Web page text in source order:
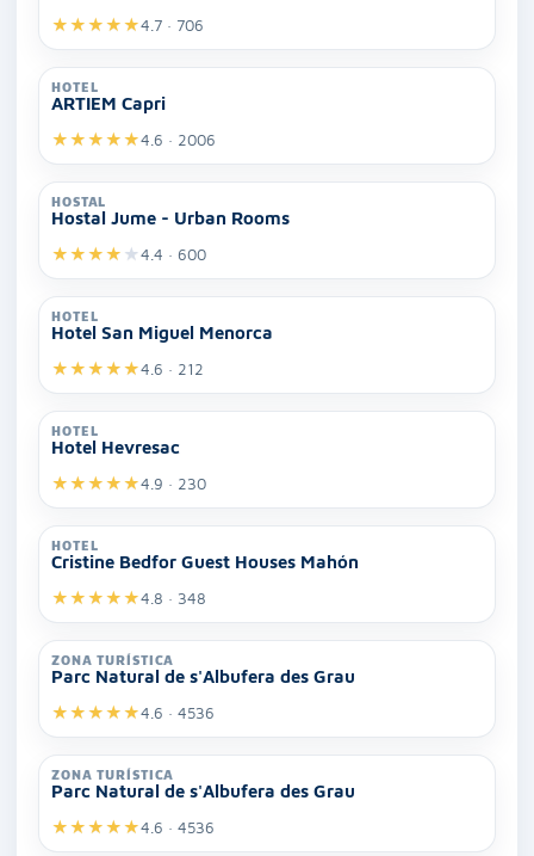
★★★★★4.7 · 706
HOTEL
ARTIEM Capri
★★★★★4.6 · 2006
HOSTAL
Hostal Jume - Urban Rooms
★★★★ ★4.4 · 600
HOTEL
Hotel San Miguel Menorca
★★★★★4.6 · 212
HOTEL
Hotel Hevresac
★★★★★4.9 · 230
HOTEL
Cristine Bedfor Guest Houses Mahón
★★★★★4.8 · 348
ZONA TURÍSTICA
Parc Natural de s'Albufera des Grau
★★★★★4.6 · 4536
ZONA TURÍSTICA
Parc Natural de s'Albufera des Grau
★★★★★4.6 · 4536